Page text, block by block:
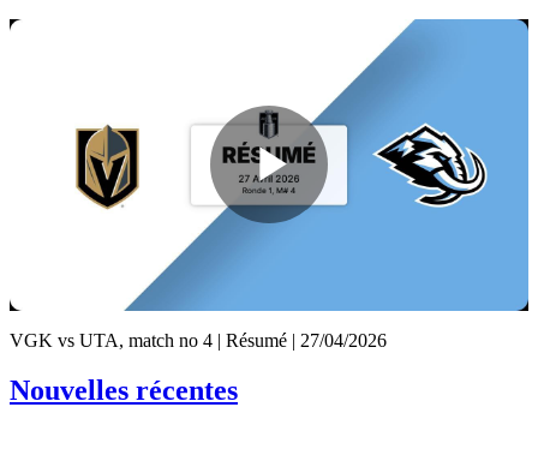
Play
Video
VGK vs UTA, match no 4 | Résumé | 27/04/2026
Nouvelles récentes